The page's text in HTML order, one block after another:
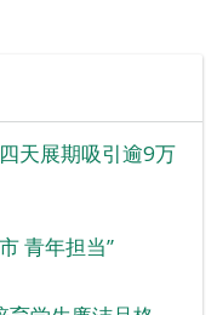
天展期吸引逾9万
青年担当”